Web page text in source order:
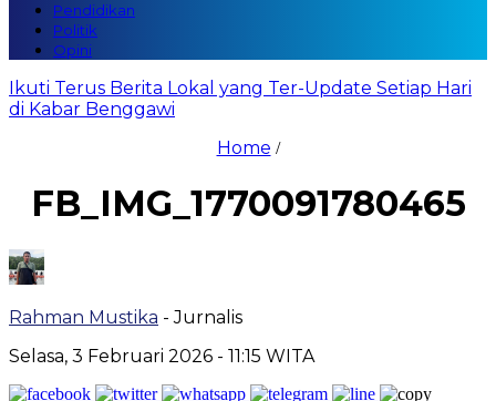
Pendidikan
Politik
Opini
Ikuti Terus Berita Lokal yang Ter-Update Setiap Hari
di Kabar Benggawi
Home /
FB_IMG_1770091780465
Rahman Mustika - Jurnalis
Selasa, 3 Februari 2026 - 11:15 WITA